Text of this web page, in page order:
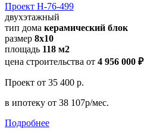
Проект Н-76-499
двухэтажный
тип дома керамический блок
размер 8х10
площадь 118 м2
цена строительства от 4 956 000 ₽
Проект от 35 400 р.
в ипотеку от 38 107р/мес.
Подробнее